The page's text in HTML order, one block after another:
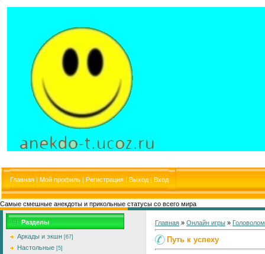
Главная | Мой профиль | Регистрация | Выход | Вход
Самые смешные анекдоты и прикольные статусы со всего мира
Разделы
Аркады и экшн [67]
Настольные [5]
Главная » Онлайн игры »
Путь к успеху